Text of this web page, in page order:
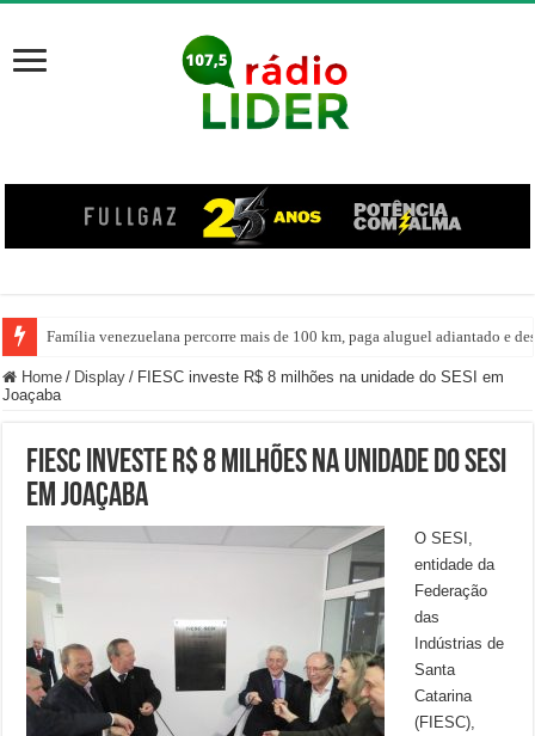
Família venezuelana percorre mais de 100 km, paga aluguel adiantado e
Home / Display / FIESC investe R$ 8 milhões na unidade do SESI em
Joaçaba
FIESC investe R$ 8 milhões na unidade do SESI
em Joaçaba
O SESI,
entidade da
Federação
das
Indústrias de
Santa
Catarina
(FIESC),